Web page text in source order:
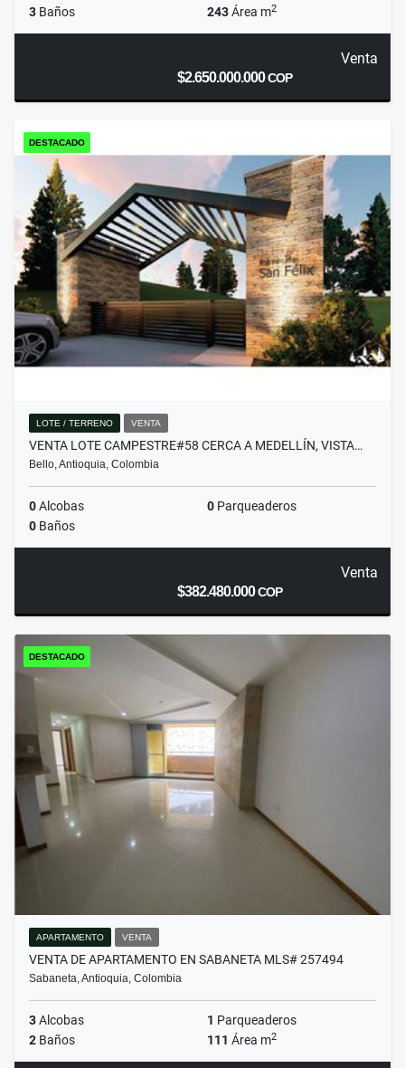
3 Baños 243Área m2
Venta
$2.650.000.000COP
DESTACADO
LOTE / TERRENO VENTA
VENTA LOTE CAMPESTRE#58 CERCA A MEDELLÍN, VISTA…
Bello, Antioquia, Colombia
0Alcobas 0 Parqueaderos
0 Baños
Venta
$382.480.000COP
DESTACADO
APARTAMENTO VENTA
VENTA DE APARTAMENTO EN SABANETA MLS# 257494
Sabaneta, Antioquia, Colombia
3Alcobas 1 Parqueaderos
2 Baños 111 Área m2